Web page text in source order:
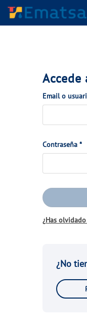
Email o
Contraseña *
¿Has
¿No